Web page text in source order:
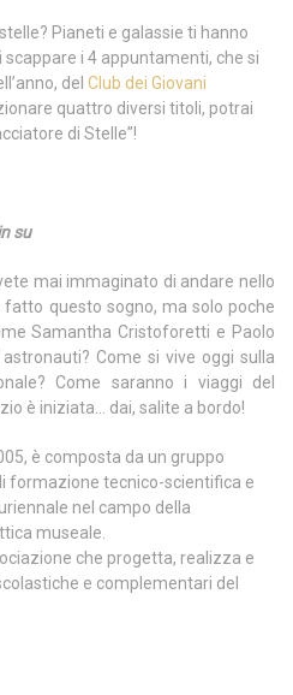
Pianeti e galassie ti hanno
i 4 appuntamenti, che si
del Club dei Giovani
quattro diversi titoli, potrai
di Stelle”!
su
mai immaginato di andare nello
questo sogno, ma solo poche
Samantha Cristoforetti e Paolo
Come si vive oggi sulla
Come saranno i viaggi del
è iniziata… dai, salite a bordo!
è composta da un gruppo
formazione tecnico-scientifica e
nel campo della
museale.
che progetta, realizza e
e complementari del